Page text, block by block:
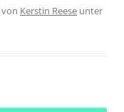
von Kerstin Reese unter